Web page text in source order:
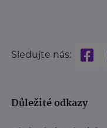
Sledujte nás:
Důležité odkazy